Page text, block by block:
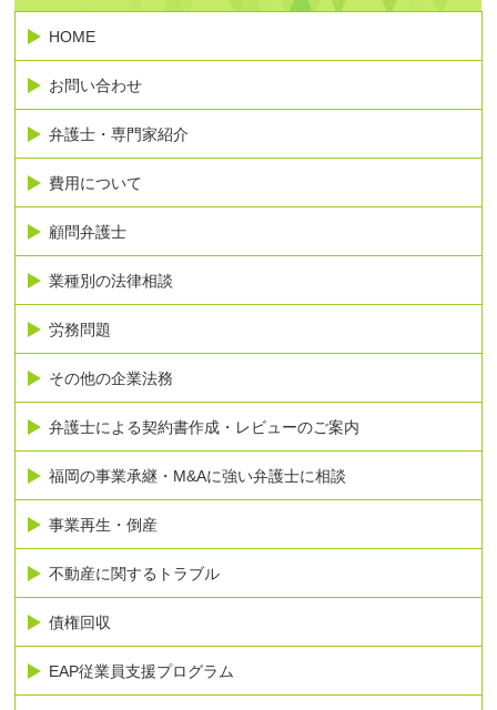
HOME
お問い合わせ
弁護士・専門家紹介
費用について
顧問弁護士
業種別の法律相談
労務問題
その他の企業法務
弁護士による契約書作成・レビューのご案内
福岡の事業承継・M&Aに強い弁護士に相談
事業再生・倒産
不動産に関するトラブル
債権回収
EAP従業員支援プログラム